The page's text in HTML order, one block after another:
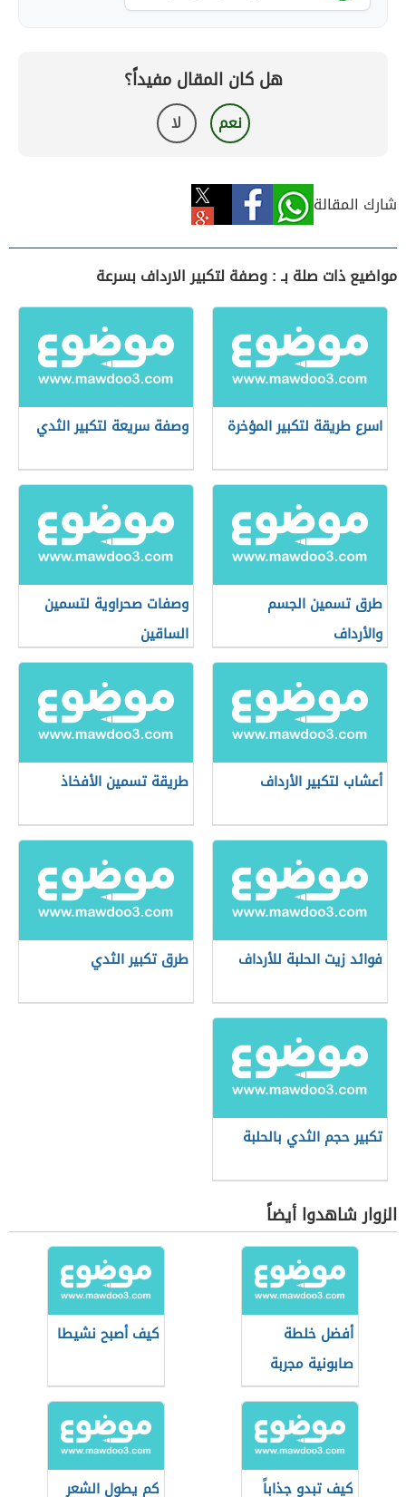
هل كان المقال مفيداً؟
نعم لا
شارك المقالة
مواضيع ذات صلة بـ : وصفة لتكبير الارداف بسرعة
اسرع طريقة لتكبير المؤخرة وصفة سريعة لتكبير الثدي
طرق تسمين الجسم
والأرداف
وصفات صحراوية لتسمين
الساقين
أعشاب لتكبير الأرداف طريقة تسمين الأفخاذ
فوائد زيت الحلبة للأرداف طرق تكبير الثدي
تكبير حجم الثدي بالحلبة
الزوار شاهدوا أيضاً
أفضل خلطة
صابونية مجربة
كيف أصبح نشيطا
كيف تبدو جذاباً كم يطول الشعر